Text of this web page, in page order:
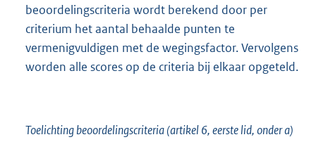
beoordelingscriteria wordt berekend door per
criterium het aantal behaalde punten te
vermenigvuldigen met de wegingsfactor. Vervolgens
worden alle scores op de criteria bij elkaar opgeteld.
Toelichting beoordelingscriteria (artikel 6, eerste lid, onder a)